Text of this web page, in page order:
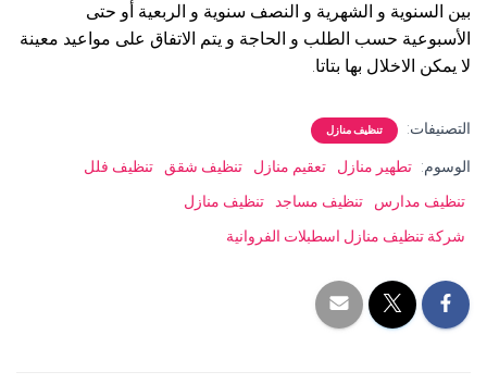
بين السنوية و الشهرية و النصف سنوية و الربعية أو حتى
الأسبوعية حسب الطلب و الحاجة و يتم الاتفاق على مواعيد معينة
لا يمكن الاخلال بها بتاتا.
التصنيفات: تنظيف منازل
الوسوم: تطهير منازل تعقيم منازل تنظيف شقق
تنظيف فلل
تنظيف مدارس
تنظيف مساجد
تنظيف منازل
شركة تنظيف منازل اسطبلات الفروانية